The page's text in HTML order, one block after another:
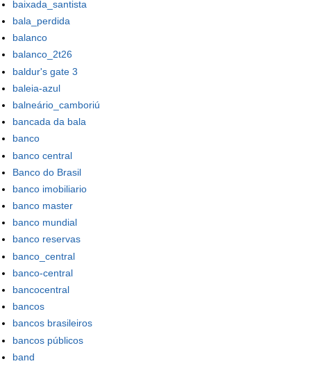
baixada_santista
bala_perdida
balanco
balanco_2t26
baldur's gate 3
baleia-azul
balneário_camboriú
bancada da bala
banco
banco central
Banco do Brasil
banco imobiliario
banco master
banco mundial
banco reservas
banco_central
banco-central
bancocentral
bancos
bancos brasileiros
bancos públicos
band